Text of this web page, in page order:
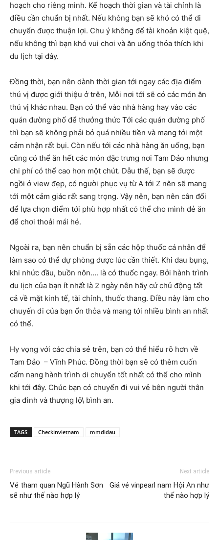
hoạch cho riêng mình. Kế hoạch thời gian và tài chính là
điều cần chuẩn bị nhất. Nếu không bạn sẽ khó có thể di
chuyển được thuận lợi. Chu ý không để tài khoản kiệt quệ,
nếu không thì bạn khó vui chơi và ăn uống thỏa thích khi
du lịch tại đây.
Đồng thời, bạn nên dành thời gian tới ngay các địa điểm
thú vị được giới thiệu ở trên, Mỗi nơi tới sẽ có các món ăn
thú vị khác nhau. Bạn có thể vào nhà hàng hay vào các
quán đường phố để thưởng thức Tới các quán đường phố
thì bạn sẽ không phải bỏ quá nhiều tiền và mang tới một
cảm nhận rất bụi. Còn nếu tới các nhà hàng ăn uống, bạn
cũng có thể ăn hết các món đặc trưng nơi Tam Đảo nhưng
chi phí có thể cao hơn một chút. Dẫu thế, bạn sẽ được
ngồi ở view đẹp, có người phục vụ từ A tới Z nên sẽ mang
tới một cảm giác rất sang trọng. Vậy nên, bạn nên cân đối
để lựa chọn điểm tới phù hợp nhất có thể cho mình đẻ ăn
để chơi thoải mái hé.
Ngoài ra, bạn nên chuẩn bị sẵn các hộp thuốc cá nhân để
làm sao có thể dự phòng được lúc cần thiết. Khi đau bụng,
khi nhức đầu, buồn nôn…. là có thuốc ngay. Bởi hành trình
du lịch của bạn ít nhất là 2 ngày nên hãy cứ chủ động tất
cả về mặt kinh tế, tài chính, thuốc thang. Điều này làm cho
chuyến đi của bạn ổn thỏa và mang tới nhiều bình an nhất
có thể.
Hy vọng với các chia sẻ trên, bạn có thể hiểu rõ hơn về
Tam Đảo – Vĩnh Phúc. Đồng thời bạn sẽ có thêm cuốn
cẩm nang hành trình di chuyển tốt nhất có thể cho mình
khi tới đây. Chúc bạn có chuyến đi vui vẻ bên người thân
gia đình và thượng lộ\ bình an.
TAGS Checkinvietnam mmdidau
Previous article
Vé tham quan Ngũ Hành Sơn
sẽ như thế nào hợp lý
Next article
Giá vé vinpearl nam Hội An như
thế nào hợp lý